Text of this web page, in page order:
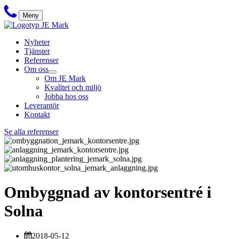
Meny
Nyheter
Tjänster
Referenser
Om oss
Om JE Mark
Kvalitet och miljö
Jobba hos oss
Leverantör
Kontakt
Se alla referenser
Ombyggnad av kontorsentré i
Solna
2018-05-12